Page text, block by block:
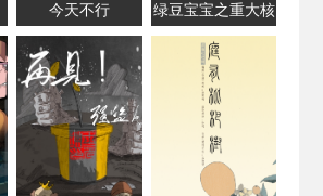
今天不行
绿豆宝宝之重大核
事故